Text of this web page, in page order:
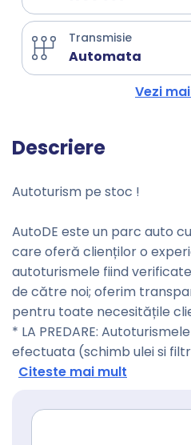
Transmisie
Automata
Vezi
Descriere
Autoturism pe stoc !
AutoDE este un parc auto
care oferă clienților o
autoturismele fiind
de către noi; oferim
pentru toate necesitățile
* LA PREDARE:
efectuata (schimb ulei si
Citeste mai mult